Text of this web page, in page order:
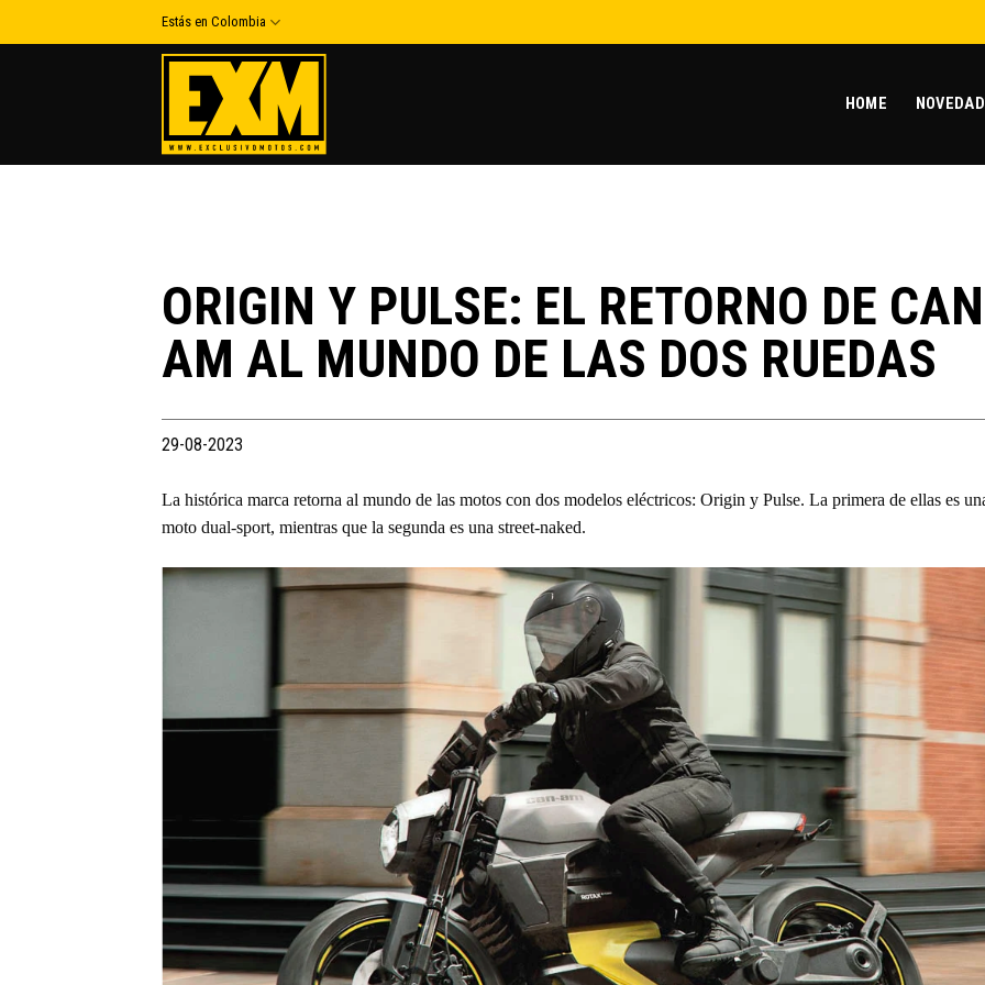
to
Estás en Colombia
HOME
ORIGIN Y PULSE: EL RETORNO DE
AM AL MUNDO DE LAS DOS RUEDAS
29-08-2023
La histórica marca retorna al mundo de las motos con dos modelos eléctricos: Origin y Pulse. La primera de ellas es
moto dual-sport, mientras que la segunda es una street-naked.